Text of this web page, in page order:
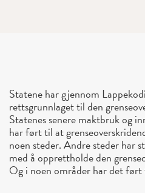
Statene har gjennom
rettsgrunnlaget til den
Statenes senere maktbruk og
har ført til at
noen steder. Andre steder har
med å opprettholde den
Og i noen områder har det